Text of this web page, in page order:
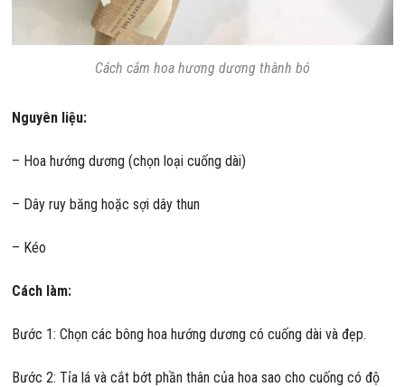
Cách cắm hoa hương dương thành bó
Nguyên liệu:
– Hoa hướng dương (chọn loại cuống dài)
– Dây ruy băng hoặc sợi dây thun
– Kéo
Cách làm:
Bước 1: Chọn các bông hoa hướng dương có cuống dài và đẹp.
Bước 2: Tỉa lá và cắt bớt phần thân của hoa sao cho cuống có độ